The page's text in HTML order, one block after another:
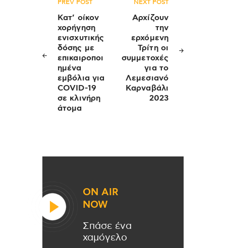
Πλοήγηση
άρθρων
PREV POST
Κατ’ οίκον
χορήγηση
ενισχυτικής
δόσης με
επικαιροποι
ημένα
εμβόλια για
COVID-19
σε κλινήρη
άτομα
NEXT POST
Αρχίζουν
την
ερχόμενη
Τρίτη οι
συμμετοχές
για το
Λεμεσιανό
Καρναβάλι
2023
ON AIR
NOW
Σπάσε ένα
χαμόγελο